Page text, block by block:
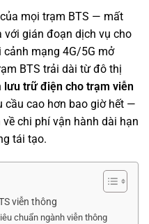
mọi trạm BTS — mất
gián đoạn dịch vụ cho
cảnh mạng 4G/5G mở
BTS trải dài từ đô thị
lưu trữ điện cho trạm viễn
cầu cao hơn bao giờ hết —
chi phí vận hành dài hạn
tái tạo.
viễn thông
chuẩn ngành viễn thông